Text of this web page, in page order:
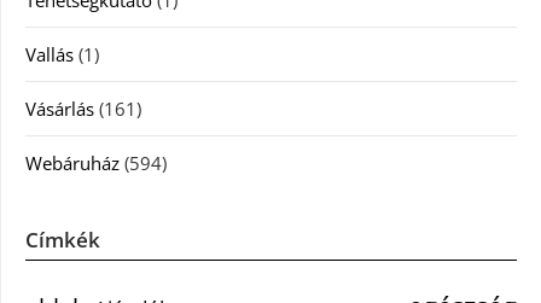
Vallás (1)
Vásárlás (161)
Webáruház (594)
Címkék